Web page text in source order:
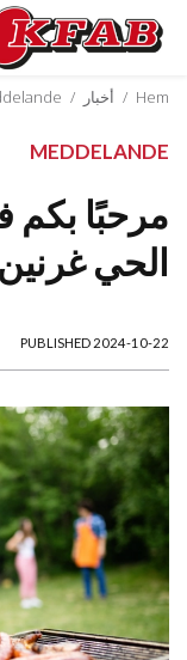
Skip
content
Hem
/ أخبار /
MEDDELANDE
مرحبًا بكم
الحي
PUBLISHED 2024-10-22